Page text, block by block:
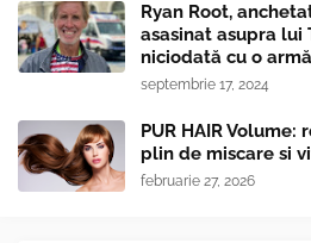
Ryan Root,
asasinat asupra lui
niciodată cu o armă
septembrie 17, 2024
PUR HAIR
plin de miscare si
februarie 27, 2026